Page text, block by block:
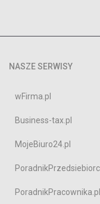
NASZE SERWISY
wFirma.pl
Business-tax.pl
MojeBiuro24.pl
PoradnikPracownika.pl